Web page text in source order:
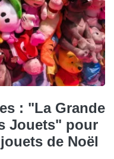
: "La Grande
Jouets" pour
de Noël